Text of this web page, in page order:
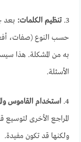
3. تنظيم الكلمات: بعد
حسب النوع (صفات،
به من المشكلة. هذا
الأسئلة.
4. استخدام القاموس
المراجع الأخرى
ولكنها قد تكون مفيدة.